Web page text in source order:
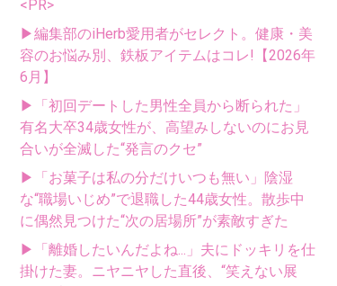
<PR>
▶編集部のiHerb愛用者がセレクト。健康・美
容のお悩み別、鉄板アイテムはコレ!【2026年
6月】
▶「初回デートした男性全員から断られた」
有名大卒34歳女性が、高望みしないのにお見
合いが全滅した“発言のクセ”
▶「お菓子は私の分だけいつも無い」陰湿
な“職場いじめ”で退職した44歳女性。散歩中
に偶然見つけた“次の居場所”が素敵すぎた
▶「離婚したいんだよね...」夫にドッキリを仕
掛けた妻。ニヤニヤした直後、“笑えない展